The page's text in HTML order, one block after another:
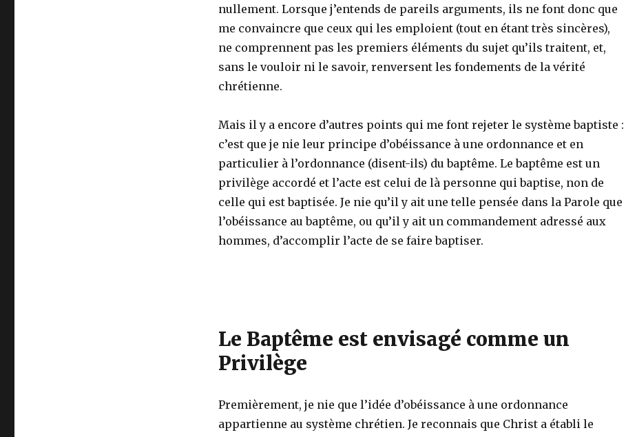
nullement. Lorsque j’entends de pareils arguments, ils ne font donc que
me convaincre que ceux qui les emploient (tout en étant très sincères),
ne comprennent pas les premiers éléments du sujet qu’ils traitent, et,
sans le vouloir ni le savoir, renversent les fondements de la vérité
chrétienne.
Mais il y a encore d’autres points qui me font rejeter le système baptiste :
c’est que je nie leur principe d’obéissance à une ordonnance et en
particulier à l’ordonnance (disent-ils) du baptême. Le baptême est un
privilège accordé et l’acte est celui de là personne qui baptise, non de
celle qui est baptisée. Je nie qu’il y ait une telle pensée dans la Parole que
l’obéissance au baptême, ou qu’il y ait un commandement adressé aux
hommes, d’accomplir l’acte de se faire baptiser.
Le Baptême est envisagé comme un
Privilège
Premièrement, je nie que l’idée d’obéissance à une ordonnance
appartienne au système chrétien. Je reconnais que Christ a établi le